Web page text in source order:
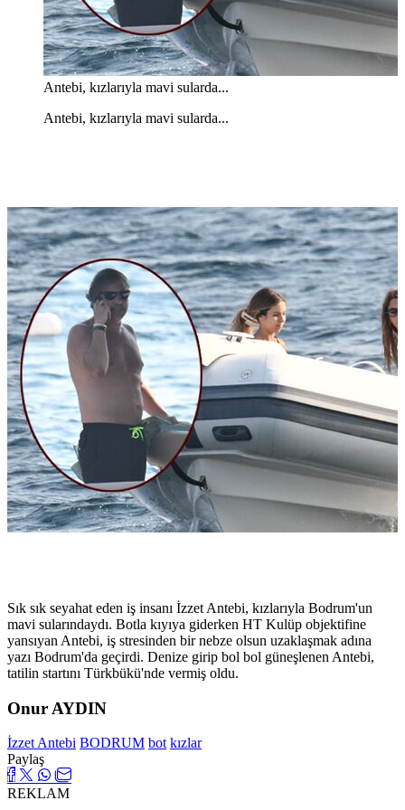
Antebi, kızlarıyla mavi sularda...
Antebi, kızlarıyla mavi sularda...
Sık sık seyahat eden iş insanı İzzet Antebi, kızlarıyla Bodrum'un
mavi sularındaydı. Botla kıyıya giderken HT Kulüp objektifine
yansıyan Antebi, iş stresinden bir nebze olsun uzaklaşmak adına
yazı Bodrum'da geçirdi. Denize girip bol bol güneşlenen Antebi,
tatilin startını Türkbükü'nde vermiş oldu.
Onur AYDIN
İzzet Antebi BODRUM bot kızlar
Paylaş
REKLAM